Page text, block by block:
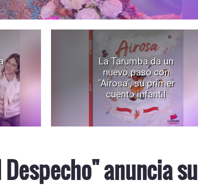
La Tarumba da un
nuevo paso con
"Airosa", su primer
cuento infantil
anuncia su